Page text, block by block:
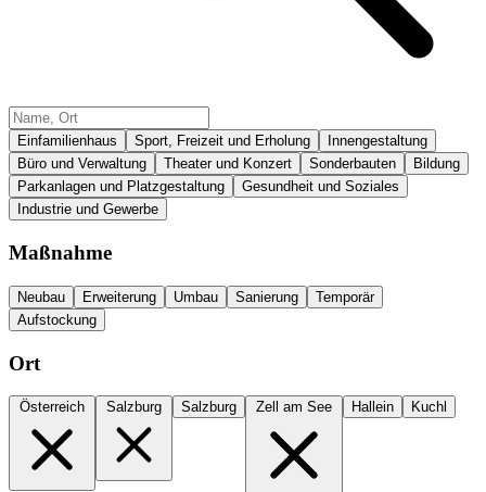
Einfamilienhaus Sport, Freizeit und Erholung
Innengestaltung
Büro und Verwaltung
Theater und Konzert Sonderbauten
Bildung
Parkanlagen und Platzgestaltung
Gesundheit und Soziales
Industrie und Gewerbe
Maßnahme
Neubau Erweiterung Umbau Sanierung
Temporär
Aufstockung
Ort
Österreich Salzburg Salzburg Zell am See Hallein Kuchl